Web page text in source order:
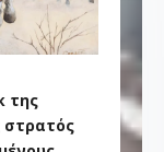
της
στρατός